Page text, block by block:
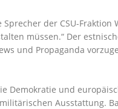
der CSU-Fraktion
müssen.“ Der
und Propaganda
Demokratie und
Ausstattung.